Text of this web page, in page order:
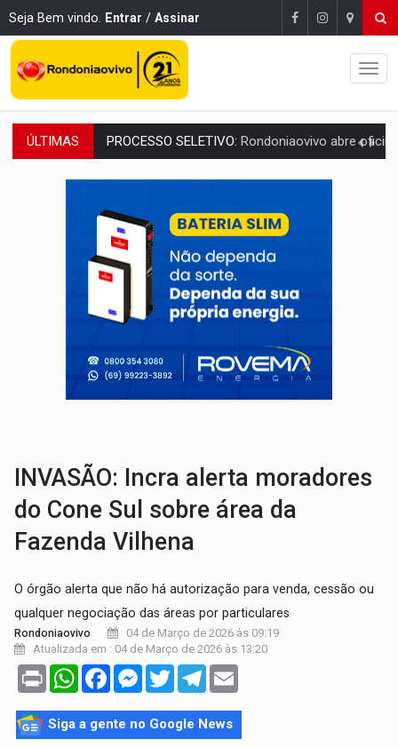
Seja Bem vindo. Entrar / Assinar
ÚLTIMAS AGOSTO LILÁS:MPRO lança de portal e promove reflexão sobre trajetória da
REGULARIZAÇÃO:Refis 2026 segue até o fim do ano para
ROLIM DE MOURA:Programa da Energisa beneficia 60 famílias com geladeiras
VIOLÊNCIA VICÁRIA: MPRO obtém condenação de réu a 21 anos de prisão
INDISPONÍVEL: Transparência do Cinderondônia apresenta
AMPLIAÇÃO:IGs de Rondônia entram em programa internacional para
VÍDEO:Acidente envolve cinco veículos em obra de
INVASÃO: Incra alerta moradores
do Cone Sul sobre área da
Fazenda Vilhena
O órgão alerta que não há autorização para venda, cessão ou
qualquer negociação das áreas por particulares
Rondoniaovivo
04 de Março de 2026 às 09:19
Atualizada em : 04 de Março de 2026 às 13:20
Print WhatsAppFacebookMessenger
TwitterTelegram
Siga a gente no Google News